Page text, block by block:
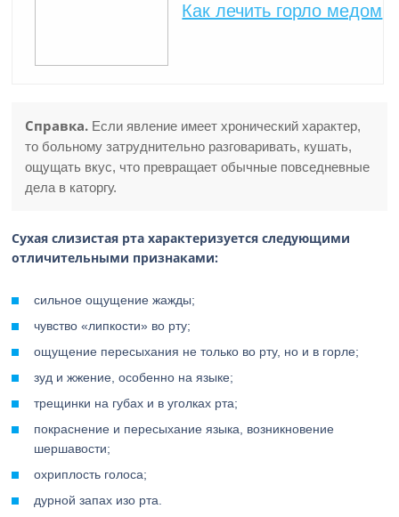
Как лечить горло медом
Справка. Если явление имеет хронический характер,
то больному затруднительно разговаривать, кушать,
ощущать вкус, что превращает обычные повседневные
дела в каторгу.
Сухая слизистая рта характеризуется следующими
отличительными признаками:
сильное ощущение жажды;
чувство «липкости» во рту;
ощущение пересыхания не только во рту, но и в горле;
зуд и жжение, особенно на языке;
трещинки на губах и в уголках рта;
покраснение и пересыхание языка, возникновение
шершавости;
охриплость голоса;
дурной запах изо рта.